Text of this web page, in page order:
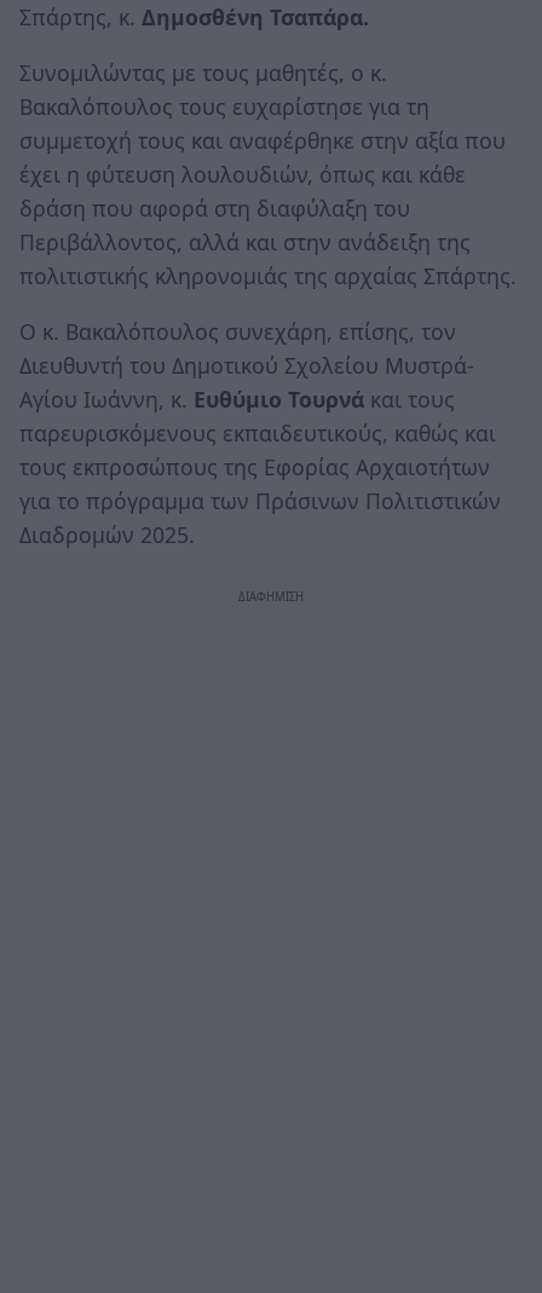
Σπάρτης, κ. Δημοσθένη Τσαπάρα.
Συνομιλώντας με τους μαθητές, ο κ.
Βακαλόπουλος τους ευχαρίστησε για τη
συμμετοχή τους και αναφέρθηκε στην αξία που
έχει η φύτευση λουλουδιών, όπως και κάθε
δράση που αφορά στη διαφύλαξη του
Περιβάλλοντος, αλλά και στην ανάδειξη της
πολιτιστικής κληρονομιάς της αρχαίας Σπάρτης.
Ο κ. Βακαλόπουλος συνεχάρη, επίσης, τον
Διευθυντή του Δημοτικού Σχολείου Μυστρά-
Αγίου Ιωάννη, κ. Ευθύμιο Τουρνά και τους
παρευρισκόμενους εκπαιδευτικούς, καθώς και
τους εκπροσώπους της Εφορίας Αρχαιοτήτων
για το πρόγραμμα των Πράσινων Πολιτιστικών
Διαδρομών 2025.